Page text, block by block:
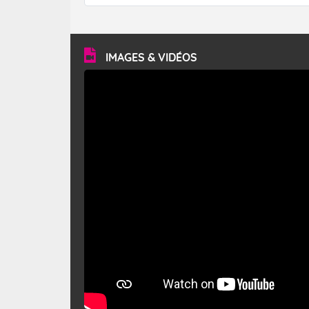
forêt. Mais qu'est-ce que le mistral ? Quelles sont ses
vitesse moyenne de 50 km/h et atteindre 80 à 100 km/h
en rafales, parfois davantage. Il parcourt la basse vallée
du Rhône et la Provence et envahit le littoral
méditerranéen à partir de la Camargue.
IMAGES & VIDÉOS